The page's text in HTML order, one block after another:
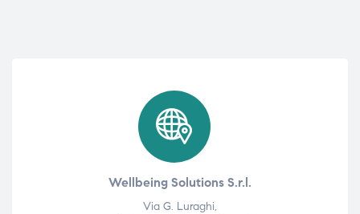
Wellbeing Solutions S.r.l.
Via G. Luraghi,